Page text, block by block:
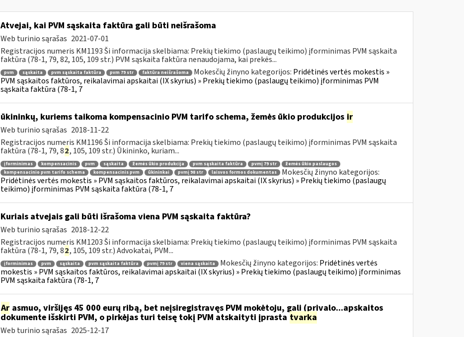
Atvejai, kai PVM sąskaita faktūra gali būti neišrašoma
Web turinio sąrašas 2021-07-01
Registracijos numeris KM1193 Ši informacija skelbiama: Prekių tiekimo (paslaugų teikimo) įforminimas PVM sąskaita
faktūra (78-1, 79, 82, 105, 109 str.) PVM sąskaita faktūra nenaudojama, kai prekės...
pvm sąskaita pvm sąskaita faktūra pvm 79 str faktūra neišrašoma Mokesčių žinyno kategorijos: Pridėtinės vertės mokestis »
PVM sąskaitos faktūros, reikalavimai apskaitai (IX skyrius) » Prekių tiekimo (paslaugų teikimo) įforminimas PVM
sąskaita faktūra (78-1, 7
ūkininkų, kuriems taikoma kompensacinio PVM tarifo schema, žemės ūkio produkcijos ir
Web turinio sąrašas 2018-11-22
Registracijos numeris KM1196 Ši informacija skelbiama: Prekių tiekimo (paslaugų teikimo) įforminimas PVM sąskaita
faktūra (78-1, 79, 82, 105, 109 str.) Ūkininko, kuriam...
įforminimas kompensacinis pvm sąskaita žemės ūkio produkcija pvm sąskaita faktūra pvmį 79 str
žemės ūkio paslaugos
kompensacinio pvm tarifo schema
kompensacinis pvm ūkininkai pvmį 98 str laisvos formos dokumentas
Mokesčių žinyno kategorijos:
Pridėtinės vertės mokestis » PVM sąskaitos faktūros, reikalavimai apskaitai (IX skyrius) » Prekių tiekimo (paslaugų
teikimo) įforminimas PVM sąskaita faktūra (78-1, 7
Kuriais atvejais gali būti išrašoma viena PVM sąskaita faktūra?
Web turinio sąrašas 2018-12-22
Registracijos numeris KM1203 Ši informacija skelbiama: Prekių tiekimo (paslaugų teikimo) įforminimas PVM sąskaita
faktūra (78-1, 79, 82, 105, 109 str.) Advokatai, PVM...
įforminimas pvm sąskaita pvm sąskaita faktūra pvmį 79 str viena sąskaita Mokesčių žinyno kategorijos: Pridėtinės vertės
mokestis » PVM sąskaitos faktūros, reikalavimai apskaitai (IX skyrius) » Prekių tiekimo (paslaugų teikimo) įforminimas
PVM sąskaita faktūra (78-1, 7
Arasmuo, viršijęs 45 000 eurų ribą, bet neįsiregistravęs PVM mokėtoju, gali (privalo...apskaitos
dokumente išskirti PVM, o pirkėjas turi teisę tokį PVM atskaityti įprasta tvarka
Web turinio sąrašas 2025-12-17